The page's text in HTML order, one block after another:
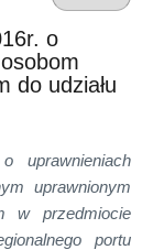
o
do udziału
o uprawnieniach
uprawnionym
w przedmiocie
portu